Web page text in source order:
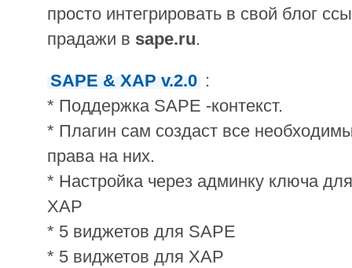
просто интегрировать в свой блог
прадажи в sape.ru.
SAPE & XAP v.2.0 :
* Поддержка SAPE -контекст.
* Плагин сам создаст все
права на них.
* Настройка через админку ключа
XAP
* 5 виджетов для SAPE
* 5 виджетов для XAP